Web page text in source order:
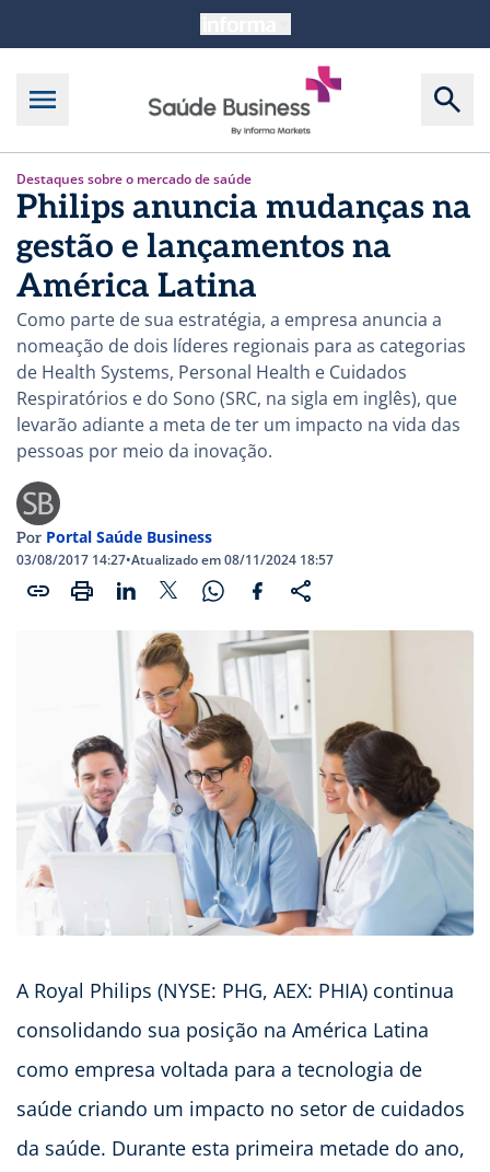
Destaques sobre o mercado de saúde
Philips anuncia mudanças na
gestão e lançamentos na
América Latina
Como parte de sua estratégia, a empresa anuncia a
nomeação de dois líderes regionais para as categorias
de Health Systems, Personal Health e Cuidados
Respiratórios e do Sono (SRC, na sigla em inglês), que
levarão adiante a meta de ter um impacto na vida das
pessoas por meio da inovação.
Por Portal Saúde Business
03/08/2017 14:27•Atualizado em 08/11/2024 18:57
A Royal Philips (NYSE: PHG, AEX: PHIA) continua
consolidando sua posição na América Latina
como empresa voltada para a tecnologia de
saúde criando um impacto no setor de cuidados
da saúde. Durante esta primeira metade do ano,